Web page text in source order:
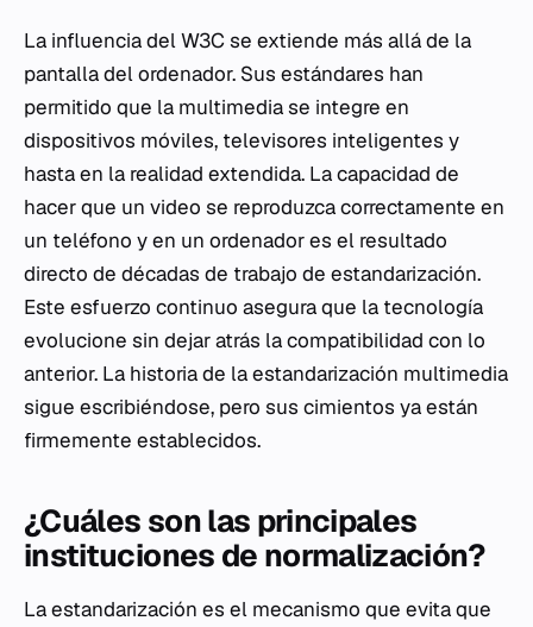
La influencia del W3C se extiende más allá de la
pantalla del ordenador. Sus estándares han
permitido que la multimedia se integre en
dispositivos móviles, televisores inteligentes y
hasta en la realidad extendida. La capacidad de
hacer que un video se reproduzca correctamente en
un teléfono y en un ordenador es el resultado
directo de décadas de trabajo de estandarización.
Este esfuerzo continuo asegura que la tecnología
evolucione sin dejar atrás la compatibilidad con lo
anterior. La historia de la estandarización multimedia
sigue escribiéndose, pero sus cimientos ya están
firmemente establecidos.
¿Cuáles son las principales
instituciones de normalización?
La estandarización es el mecanismo que evita que